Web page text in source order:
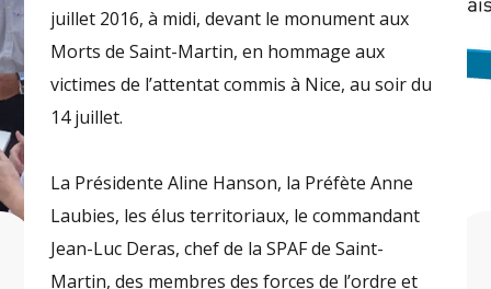
juillet 2016, à midi, devant le monument aux
Morts de Saint-Martin, en hommage aux
victimes de l’attentat commis à Nice, au soir du
14 juillet.
La Présidente Aline Hanson, la Préfète Anne
Laubies, les élus territoriaux, le commandant
Jean-Luc Deras, chef de la SPAF de Saint-
Martin, des membres des forces de l’ordre et